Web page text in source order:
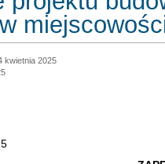
kwietnia 2025